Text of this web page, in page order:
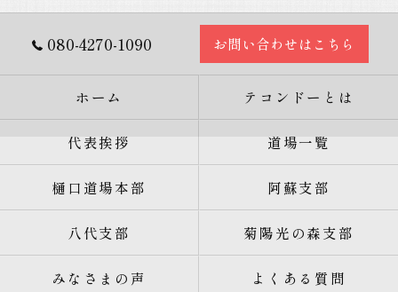
080-4270-1090 お問い合わせはこちら
ホーム テコンドーとは
代表挨拶 道場一覧
樋口道場本部 阿蘇支部
八代支部 菊陽光の森支部
みなさまの声 よくある質問